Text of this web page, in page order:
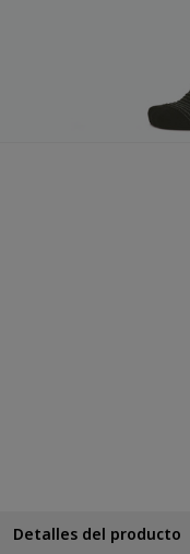
Detalles del producto